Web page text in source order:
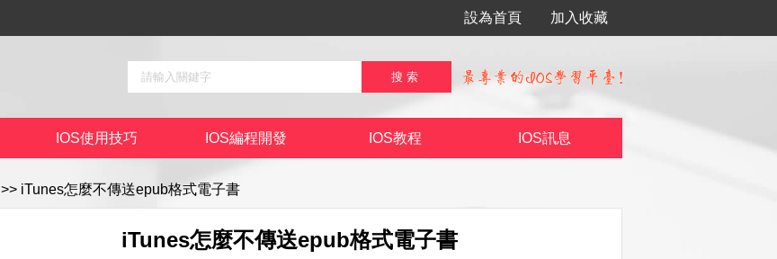
設為首頁 加入收藏
IOS使用技巧 IOS編程開發 IOS教程 IOS訊息
>> iTunes怎麼不傳送epub格式電子書
iTunes怎麼不傳送epub格式電子書